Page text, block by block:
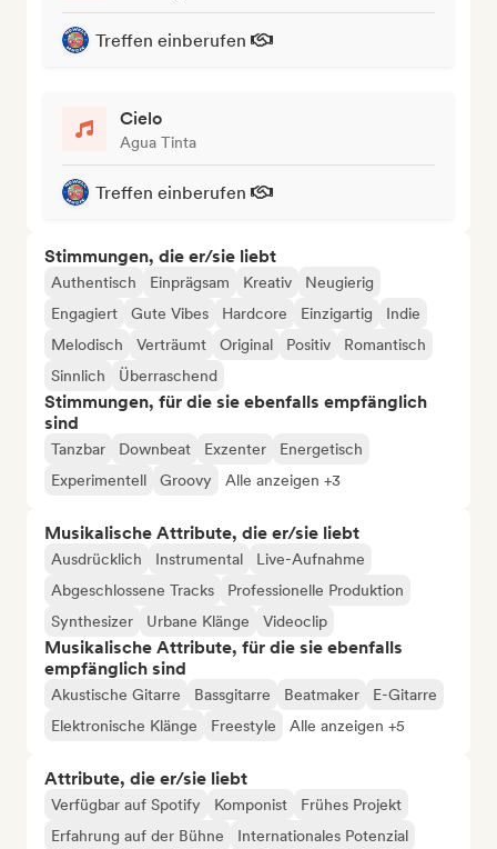
Treffen einberufen
Cielo
Agua Tinta
Treffen einberufen
Stimmungen, die er/sie liebt
Authentisch Einprägsam Kreativ
Neugierig
Engagiert
Gute Vibes Hardcore Einzigartig
Indie
Melodisch
Verträumt Original Positiv
Romantisch
Sinnlich
Überraschend
Stimmungen, für die sie ebenfalls empfänglich
sind
Tanzbar Downbeat Exzenter
Energetisch
Experimentell
Groovy Alle anzeigen +3
Musikalische Attribute, die er/sie liebt
Ausdrücklich Instrumental
Live-Aufnahme
Abgeschlossene Tracks
Professionelle Produktion
Synthesizer
Urbane Klänge Videoclip
Musikalische Attribute, für die sie ebenfalls
empfänglich sind
Akustische Gitarre Bassgitarre Beatmaker
E-Gitarre
Elektronische Klänge
Freestyle Alle anzeigen +5
Attribute, die er/sie liebt
Verfügbar auf Spotify Komponist
Frühes Projekt
Erfahrung auf der Bühne
Internationales Potenzial